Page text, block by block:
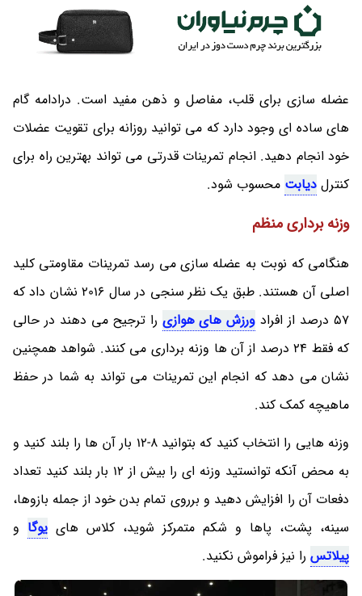
عضله سازی برای قلب، مفاصل و ذهن مفید است. درادامه گام
های ساده ای وجود دارد که می توانید روزانه برای تقویت عضلات
خود انجام دهید. انجام تمرینات قدرتی می تواند بهترین راه برای
کنترل دیابت محسوب شود.
وزنه برداری منظم
هنگامی که نوبت به عضله سازی می رسد تمرینات مقاومتی کلید
اصلی آن هستند. طبق یک نظر سنجی در سال 2016 نشان داد که
57 درصد از افراد
ورزش های هوازی را ترجیح می دهند در حالی
که فقط 24 درصد از آن ها وزنه برداری می کنند. شواهد همچنین
نشان می دهد که انجام این تمرینات می تواند به شما در حفظ
ماهیچه کمک کند.
وزنه هایی را انتخاب کنید که بتوانید 8-12 بار آن ها را بلند کنید و
به محض آنکه توانستید وزنه ای را بیش از 12 بار بلند کنید تعداد
دفعات آن را افزایش دهید و برروی تمام بدن خود از جمله بازوها،
سینه، پشت، پاها و شکم متمرکز شوید، کلاس های یوگا و
پیلاتس را نیز فراموش نکنید.